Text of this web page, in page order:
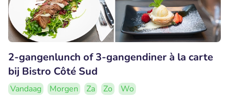
2-gangenlunch of 3-gangendiner à la carte
bij Bistro Côté Sud
Vandaag Morgen Za Zo
Wo